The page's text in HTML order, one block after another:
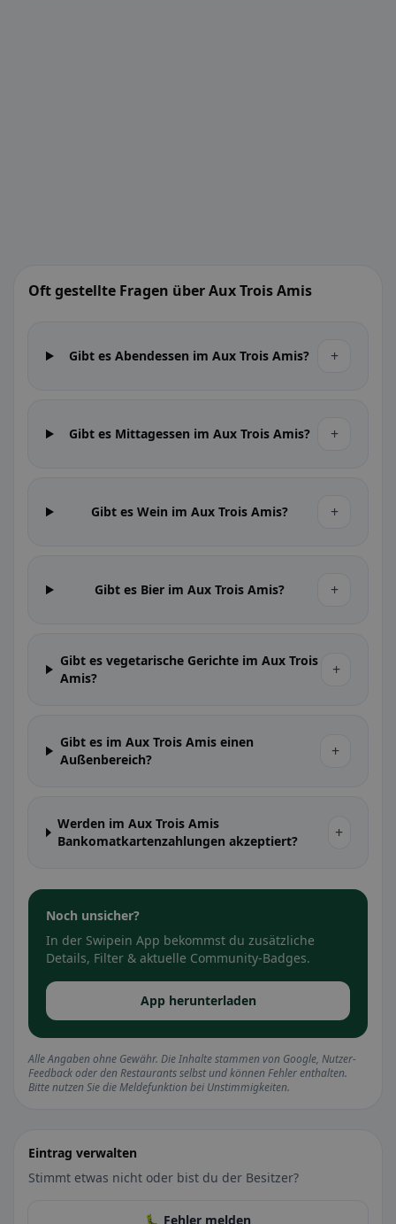
Oft gestellte Fragen über Aux Trois Amis
Gibt es Abendessen im Aux Trois Amis? +
Gibt es Mittagessen im Aux Trois Amis? +
Gibt es Wein im Aux Trois Amis? +
Gibt es Bier im Aux Trois Amis? +
Gibt es vegetarische Gerichte im Aux Trois
Amis?
+
Gibt es im Aux Trois Amis einen
Außenbereich?
+
Werden im Aux Trois Amis
Bankomatkartenzahlungen akzeptiert?
+
Noch unsicher?
In der Swipein App bekommst du zusätzliche
Details, Filter & aktuelle Community-Badges.
App herunterladen
Alle Angaben ohne Gewähr. Die Inhalte stammen von Google, Nutzer-
Feedback oder den Restaurants selbst und können Fehler enthalten.
Bitte nutzen Sie die Meldefunktion bei Unstimmigkeiten.
Eintrag verwalten
Stimmt etwas nicht oder bist du der Besitzer?
🐛 Fehler melden